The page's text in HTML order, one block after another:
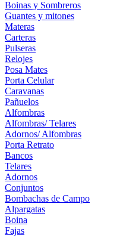
Boinas y Sombreros
Guantes y mitones
Materas
Carteras
Pulseras
Relojes
Posa Mates
Porta Celular
Caravanas
Pañuelos
Alfombras
Alfombras/ Telares
Adornos/ Alfombras
Porta Retrato
Bancos
Telares
Adornos
Conjuntos
Bombachas de Campo
Alpargatas
Boina
Fajas